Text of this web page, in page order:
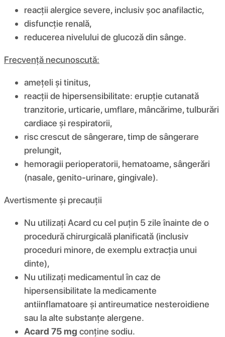
reacții alergice severe, inclusiv șoc anafilactic,
disfuncție renală,
reducerea nivelului de glucoză din sânge.
Frecvență necunoscută:
amețeli și tinitus,
reacții de hipersensibilitate: erupție cutanată
tranzitorie, urticarie, umflare, mâncărime, tulburări
cardiace și respiratorii,
risc crescut de sângerare, timp de sângerare
prelungit,
hemoragii perioperatorii, hematoame, sângerări
(nasale, genito-urinare, gingivale).
Avertismente și precauții
Nu utilizați Acard cu cel puțin 5 zile înainte de o
procedură chirurgicală planificată (inclusiv
proceduri minore, de exemplu extracția unui
dinte),
Nu utilizați medicamentul în caz de
hipersensibilitate la medicamente
antiinflamatoare și antireumatice nesteroidiene
sau la alte substanțe alergene.
Acard 75 mg conține sodiu.